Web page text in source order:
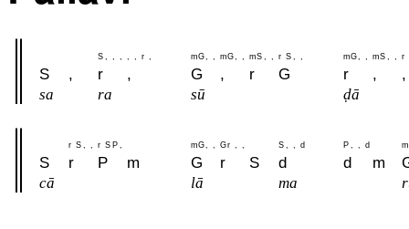
S r mG mG mS r S mG mS r
S , r , G , r G r , ,
sa ra sū ḍā
r S , , r S P , mG, , Gr , , S , , d P , , d m
S r P m G r S d d m
cā lā ma